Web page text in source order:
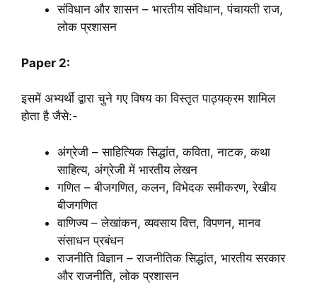
संविधान और शासन – भारतीय संविधान, पंचायती राज,
लोक प्रशासन
Paper 2:
इसमें अभ्यर्थी द्वारा चुने गए विषय का विस्तृत पाठ्यक्रम शामिल
होता हैजैसे:-
अंग्रेजी – साहित्यिक सिद्धांत, कविता, नाटक, कथा
साहित्य, अंग्रेजी में भारतीय लेखन
गणित – बीजगणित, कलन, विभेदक समीकरण, रेखीय
बीजगणित
वाणिज्य – लेखांकन, व्यवसाय वित्त, विपणन, मानव
संसाधन प्रबंधन
राजनीति विज्ञान – राजनीतिक सिद्धांत, भारतीय सरकार
और राजनीति, लोक प्रशासन